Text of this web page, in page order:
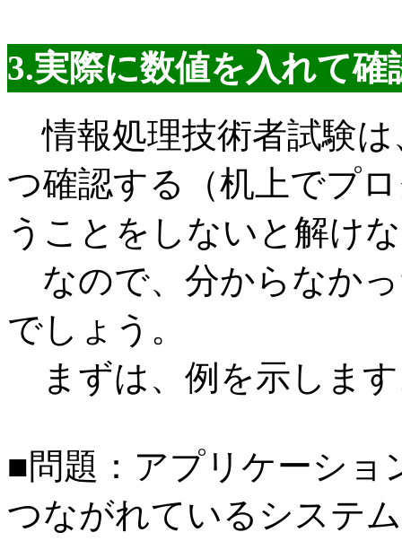
3.実際に数値を入れて確
情報処理技術者試験は
つ確認する（机上でプ
うことをしないと解け
なので、分からなか
でしょう。
まずは、例を示しま
■問題：アプリケーショ
つながれているシステ